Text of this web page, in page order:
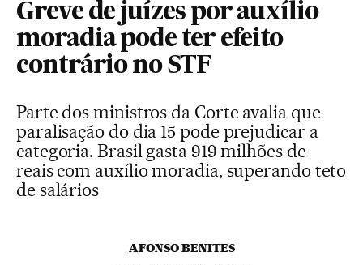
Greve de juízes por auxílio
moradia pode ter efeito
contrário no STF
Parte dos ministros da Corte avalia que
paralisação do dia 15 pode prejudicar a
categoria. Brasil gasta 919 milhões de
reais com auxílio moradia, superando teto
de salários
AFONSO BENITES